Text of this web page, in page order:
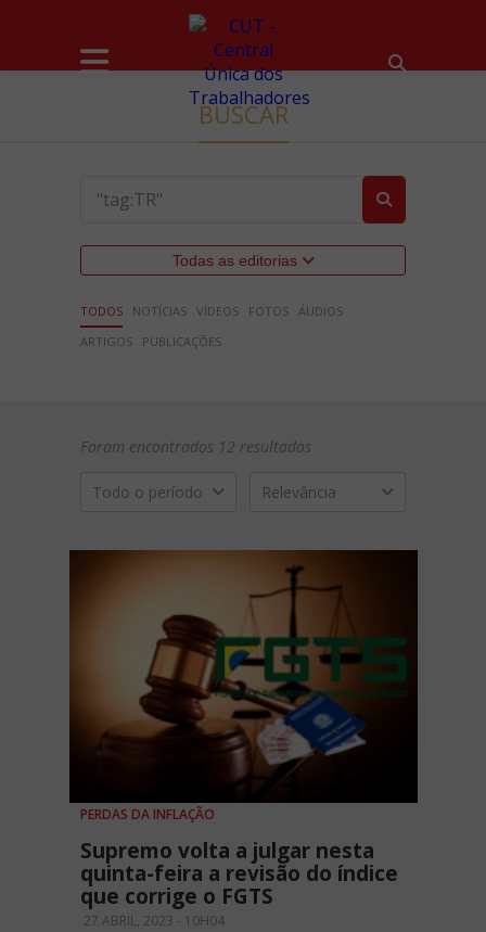
BUSCAR
Todas as editorias
TODOS NOTÍCIAS VÍDEOS FOTOS ÁUDIOS
ARTIGOS
PUBLICAÇÕES
Foram encontrados 12 resultados
Todo o período Relevância
PERDAS DA INFLAÇÃO
Supremo volta a julgar nesta
quinta-feira a revisão do índice
que corrige o FGTS
27 ABRIL, 2023 - 10H04